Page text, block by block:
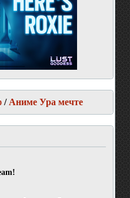
/ Аниме Ура мечте